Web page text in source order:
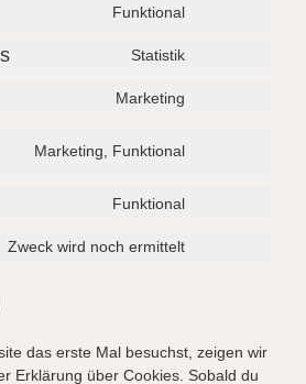
Funktional
Statistik
Marketing
Marketing, Funktional
Funktional
Zweck wird noch ermittelt
das erste Mal besuchst, zeigen wir
Erklärung über Cookies. Sobald du